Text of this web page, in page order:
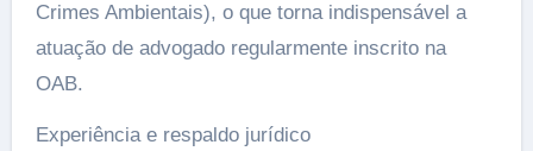
Crimes Ambientais), o que torna indispensável a
atuação de advogado regularmente inscrito na
OAB.
Experiência e respaldo jurídico